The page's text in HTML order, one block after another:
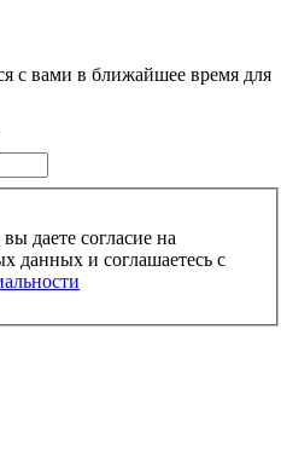
с вами в ближайшее время для
даете согласие на
данных и соглашаетесь c